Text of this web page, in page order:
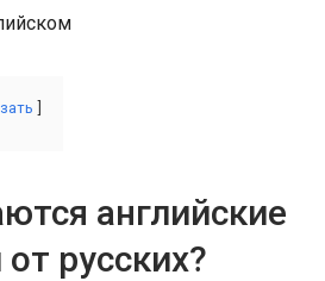
английские
русских?